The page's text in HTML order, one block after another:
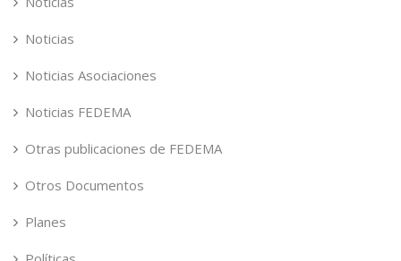
Noticias
Noticias Asociaciones
Noticias FEDEMA
Otras publicaciones de FEDEMA
Otros Documentos
Planes